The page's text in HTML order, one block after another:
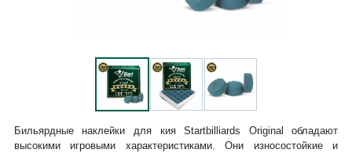
Бильярдные наклейки для кия Startbilliards Original обладают
высокими игровыми характеристиками. Они износостойкие и